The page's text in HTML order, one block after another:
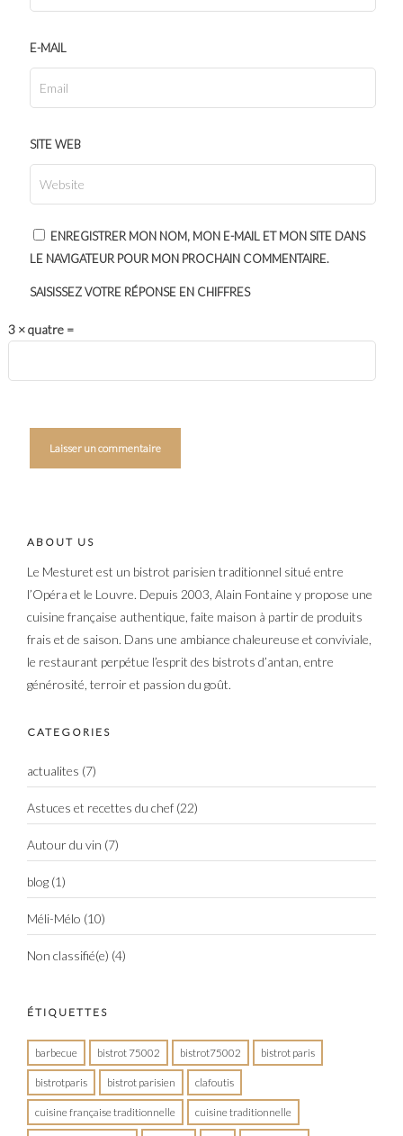
E-MAIL
SITE WEB
ENREGISTRER MON NOM, MON E-MAIL ET MON SITE DANS
LE NAVIGATEUR POUR MON PROCHAIN COMMENTAIRE.
SAISISSEZ VOTRE RÉPONSE EN CHIFFRES
3 × quatre =
ABOUT US
Le Mesturet est un bistrot parisien traditionnel situé entre
l’Opéra et le Louvre. Depuis 2003, Alain Fontaine y propose une
cuisine française authentique, faite maison à partir de produits
frais et de saison. Dans une ambiance chaleureuse et conviviale,
le restaurant perpétue l’esprit des bistrots d’antan, entre
générosité, terroir et passion du goût.
CATEGORIES
actualites (7)
Astuces et recettes du chef (22)
Autour du vin (7)
blog (1)
Méli-Mélo (10)
Non classifié(e) (4)
ÉTIQUETTES
barbecue bistrot 75002 bistrot75002 bistrot paris
bistrotparis bistrot parisien clafoutis
cuisine française traditionnelle cuisine traditionnelle